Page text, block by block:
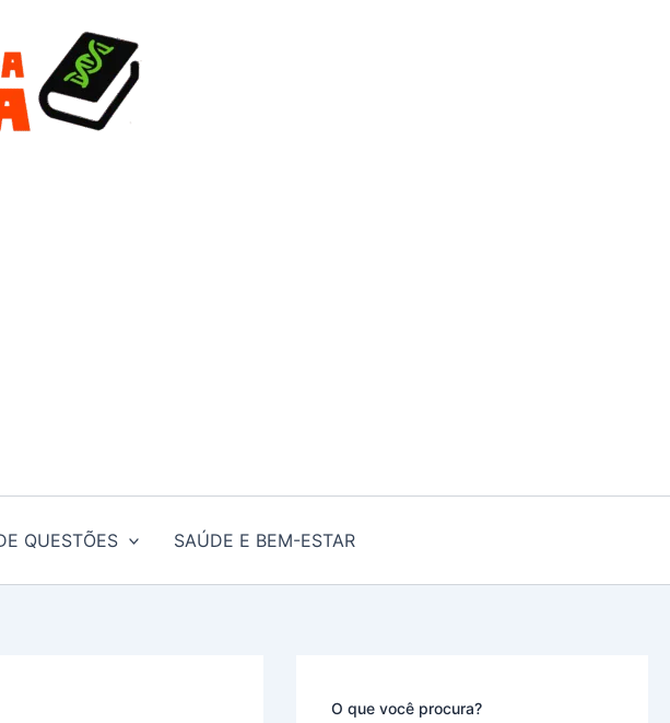
QUESTÕES SAÚDE E BEM-ESTAR
O que você procura?